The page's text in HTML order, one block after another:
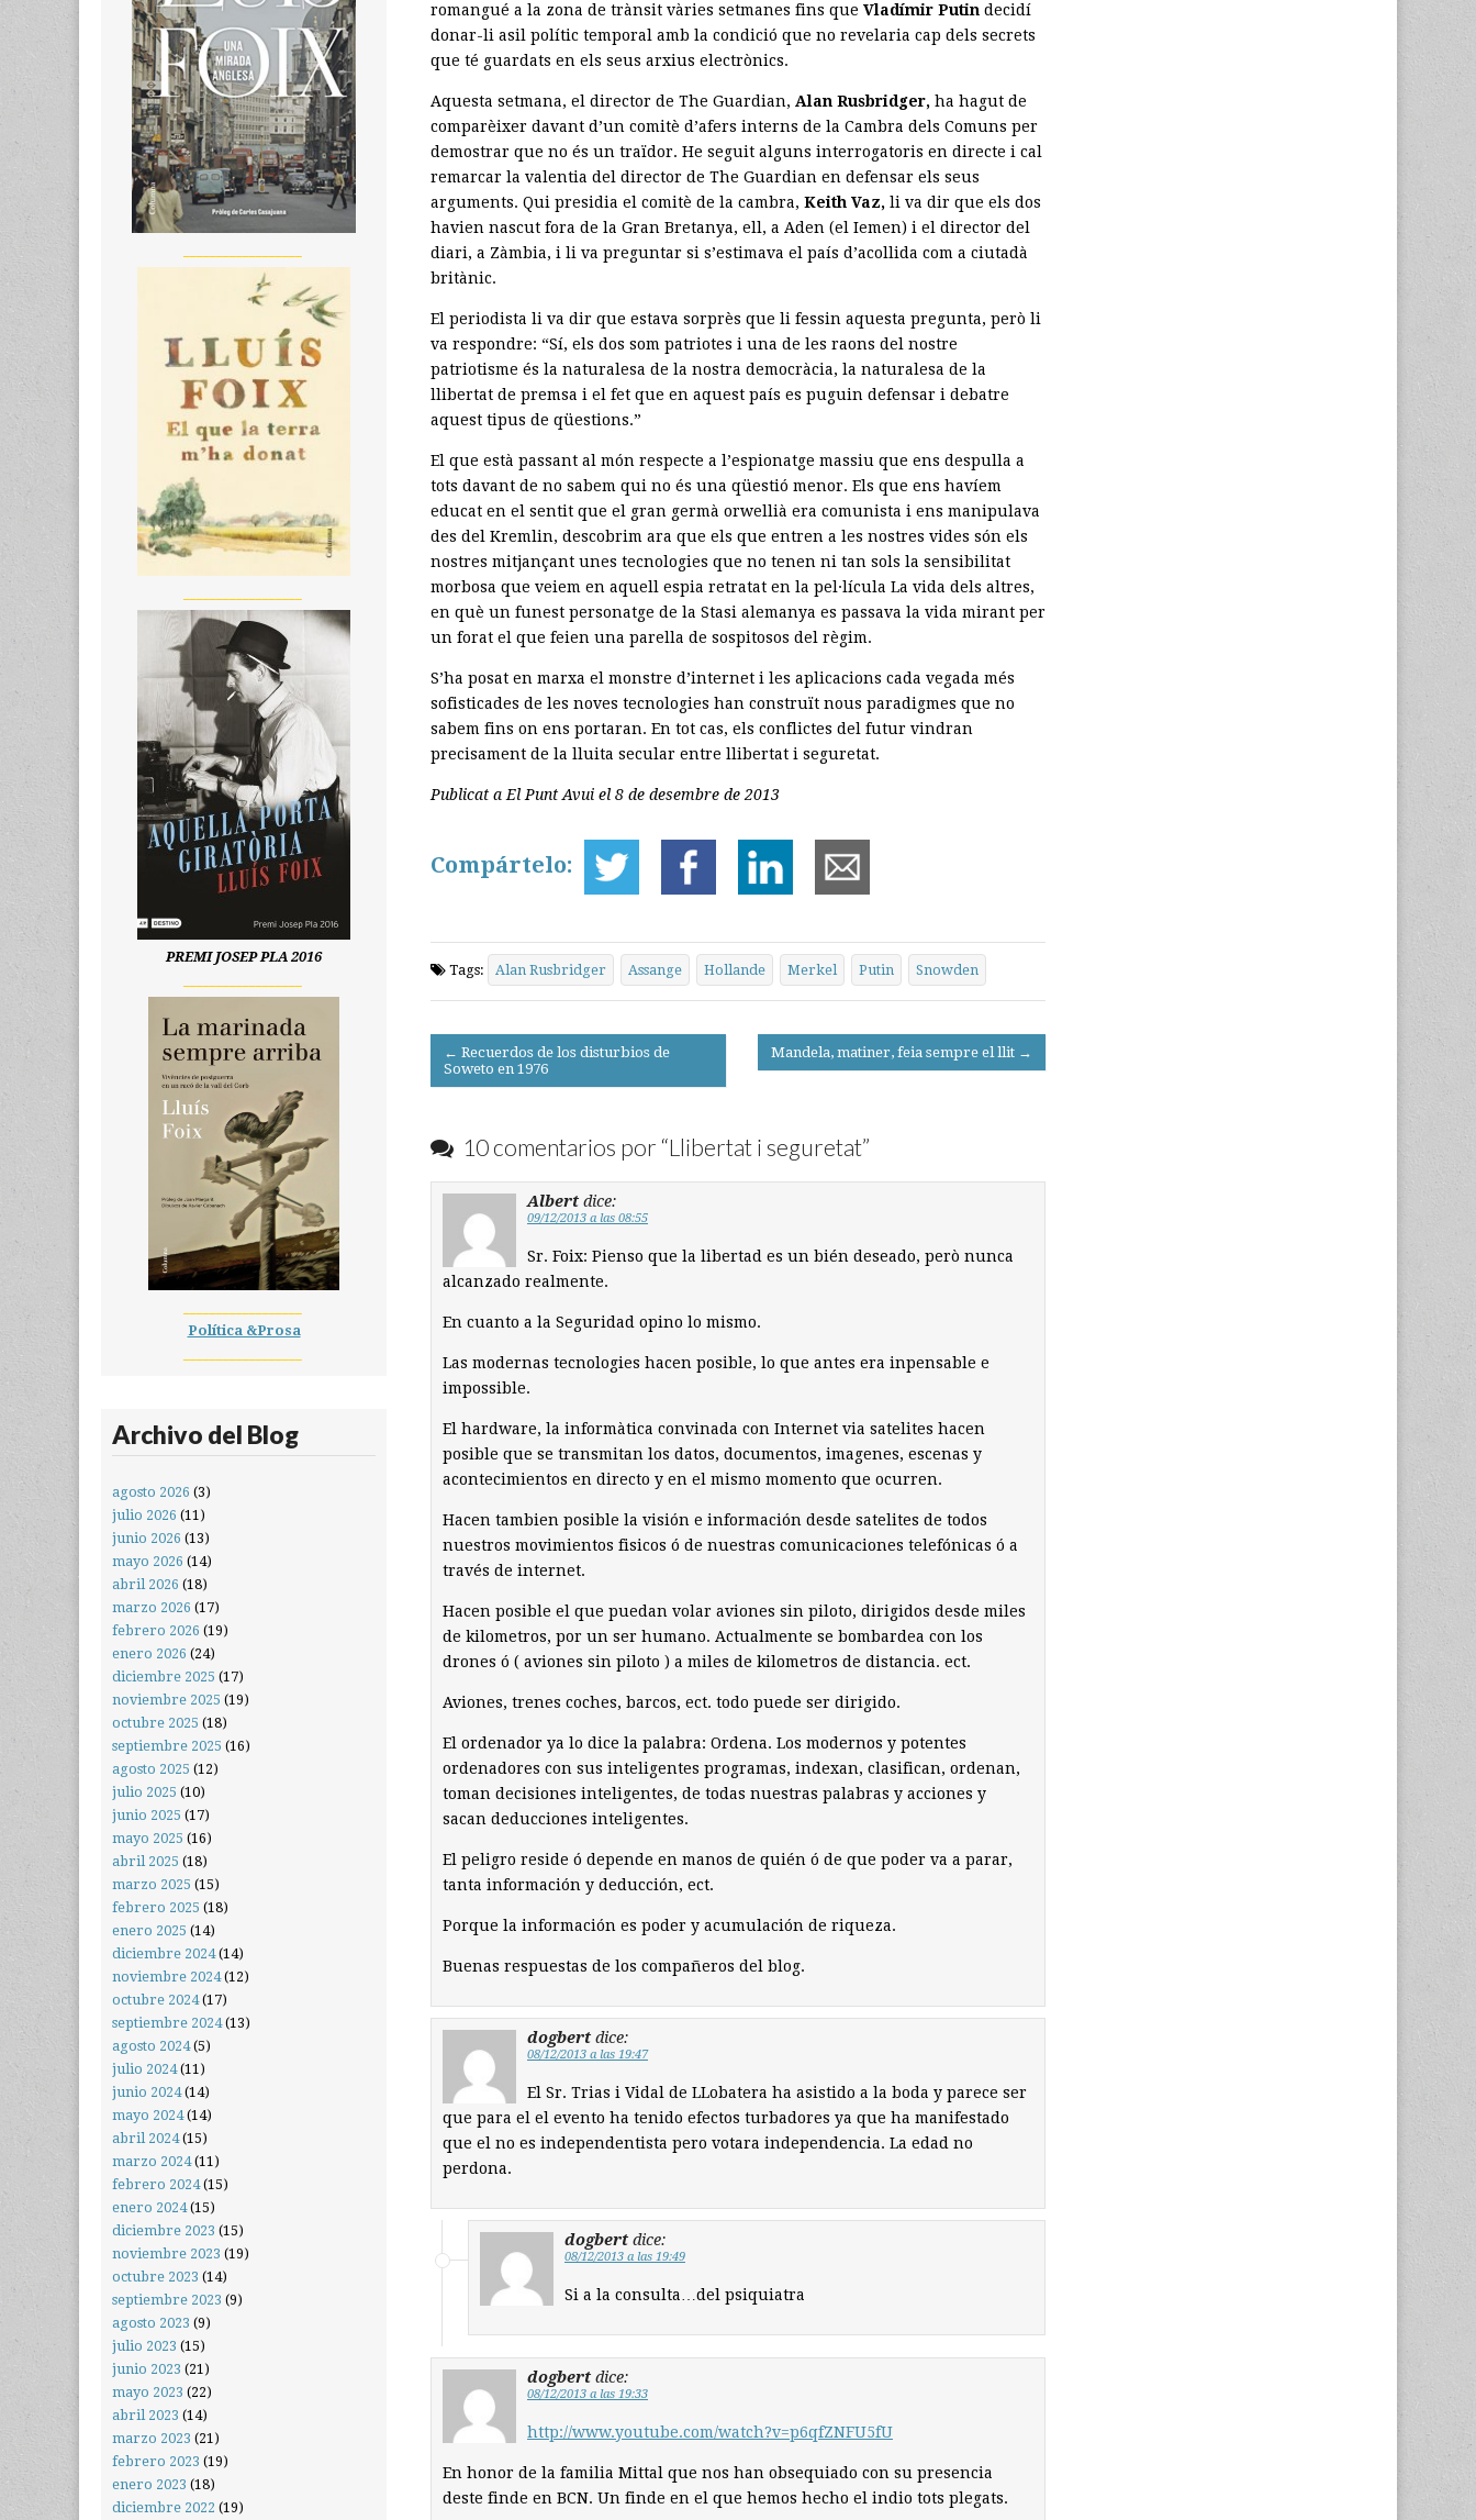
romangué a la zona de trànsit vàries setmanes fins que Vladímir Putin decidí
donar-li asil polític temporal amb la condició que no revelaria cap dels secrets
que té guardats en els seus arxius electrònics.
Aquesta setmana, el director de The Guardian, Alan Rusbridger, ha hagut de
comparèixer davant d’un comitè d’afers interns de la Cambra dels Comuns per
demostrar que no és un traïdor. He seguit alguns interrogatoris en directe i cal
remarcar la valentia del director de The Guardian en defensar els seus
arguments. Qui presidia el comitè de la cambra, Keith Vaz, li va dir que els dos
havien nascut fora de la Gran Bretanya, ell, a Aden (el Iemen) i el director del
diari, a Zàmbia, i li va preguntar si s’estimava el país d’acollida com a ciutadà
britànic.
El periodista li va dir que estava sorprès que li fessin aquesta pregunta, però li
va respondre: “Sí, els dos som patriotes i una de les raons del nostre
patriotisme és la naturalesa de la nostra democràcia, la naturalesa de la
llibertat de premsa i el fet que en aquest país es puguin defensar i debatre
aquest tipus de qüestions.”
El que està passant al món respecte a l’espionatge massiu que ens despulla a
tots davant de no sabem qui no és una qüestió menor. Els que ens havíem
educat en el sentit que el gran germà orwellià era comunista i ens manipulava
des del Kremlin, descobrim ara que els que entren a les nostres vides són els
nostres mitjançant unes tecnologies que no tenen ni tan sols la sensibilitat
morbosa que veiem en aquell espia retratat en la pel·lícula La vida dels altres,
en què un funest personatge de la Stasi alemanya es passava la vida mirant per
un forat el que feien una parella de sospitosos del règim.
S’ha posat en marxa el monstre d’internet i les aplicacions cada vegada més
sofisticades de les noves tecnologies han construït nous paradigmes que no
sabem fins on ens portaran. En tot cas, els conflictes del futur vindran
precisament de la lluita secular entre llibertat i seguretat.
Publicat a El Punt Avui el 8 de desembre de 2013
Compártelo:
Tags: Alan Rusbridger Assange Hollande Merkel Putin Snowden
Post
navigation
← Recuerdos de los disturbios de
Soweto en 1976
Mandela, matiner, feia sempre el llit →
10 comentarios por “Llibertat i seguretat”
Albert dice:
09/12/2013 a las 08:55
Sr. Foix: Pienso que la libertad es un bién deseado, però nunca
alcanzado realmente.
En cuanto a la Seguridad opino lo mismo.
Las modernas tecnologies hacen posible, lo que antes era inpensable e
impossible.
El hardware, la informàtica convinada con Internet via satelites hacen
posible que se transmitan los datos, documentos, imagenes, escenas y
acontecimientos en directo y en el mismo momento que ocurren.
Hacen tambien posible la visión e información desde satelites de todos
nuestros movimientos fisicos ó de nuestras comunicaciones telefónicas ó a
través de internet.
Hacen posible el que puedan volar aviones sin piloto, dirigidos desde miles
de kilometros, por un ser humano. Actualmente se bombardea con los
drones ó ( aviones sin piloto ) a miles de kilometros de distancia. ect.
Aviones, trenes coches, barcos, ect. todo puede ser dirigido.
El ordenador ya lo dice la palabra: Ordena. Los modernos y potentes
ordenadores con sus inteligentes programas, indexan, clasifican, ordenan,
toman decisiones inteligentes, de todas nuestras palabras y acciones y
sacan deducciones inteligentes.
El peligro reside ó depende en manos de quién ó de que poder va a parar,
tanta información y deducción, ect.
Porque la información es poder y acumulación de riqueza.
Buenas respuestas de los compañeros del blog.
dogbert dice:
08/12/2013 a las 19:47
El Sr. Trias i Vidal de LLobatera ha asistido a la boda y parece ser
que para el el evento ha tenido efectos turbadores ya que ha manifestado
que el no es independentista pero votara independencia. La edad no
perdona.
dogbert dice:
08/12/2013 a las 19:49
Si a la consulta…del psiquiatra
dogbert dice:
08/12/2013 a las 19:33
http://www.youtube.com/watch?v=p6qfZNFU5fU
En honor de la familia Mittal que nos han obsequiado con su presencia
deste finde en BCN. Un finde en el que hemos hecho el indio tots plegats.
PREMI JOSEP PLA 2016
Política &Prosa
Archivo del Blog
agosto 2026 (3)
julio 2026 (11)
junio 2026 (13)
mayo 2026 (14)
abril 2026 (18)
marzo 2026 (17)
febrero 2026 (19)
enero 2026 (24)
diciembre 2025 (17)
noviembre 2025 (19)
octubre 2025 (18)
septiembre 2025 (16)
agosto 2025 (12)
julio 2025 (10)
junio 2025 (17)
mayo 2025 (16)
abril 2025 (18)
marzo 2025 (15)
febrero 2025 (18)
enero 2025 (14)
diciembre 2024(14)
noviembre 2024(12)
octubre 2024(17)
septiembre 2024(13)
agosto 2024(5)
julio 2024(11)
junio 2024(14)
mayo 2024(14)
abril 2024(15)
marzo 2024(11)
febrero 2024(15)
enero 2024(15)
diciembre 2023 (15)
noviembre 2023 (19)
octubre 2023 (14)
septiembre 2023 (9)
agosto 2023 (9)
julio 2023 (15)
junio 2023 (21)
mayo 2023 (22)
abril 2023 (14)
marzo 2023 (21)
febrero 2023 (19)
enero 2023 (18)
diciembre 2022 (19)